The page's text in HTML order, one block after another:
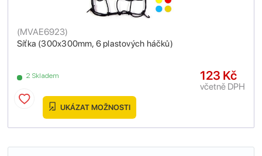
Síťka (300x300mm, 6 plastových háčků)
(MVAE6923)
2 Skladem 123 Kč
včetně DPH
UKÁZAT MOŽNOSTI